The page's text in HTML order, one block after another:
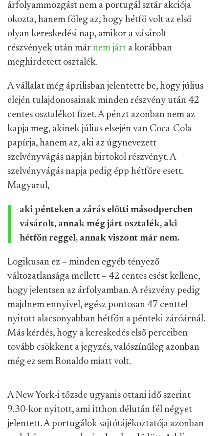
árfolyammozgást nem a portugál sztár akciója
okozta, hanem főleg az, hogy hétfő volt az első
olyan kereskedési nap, amikor a vásárolt
részvények után már nem járt a korábban
meghirdetett osztalék.
A vállalat még áprilisban jelentette be, hogy július
elején tulajdonosainak minden részvény után 42
centes osztalékot fizet. A pénzt azonban nem az
kapja meg, akinek július elsején van Coca-Cola
papírja, hanem az, aki az úgynevezett
szelvényvágás napján birtokol részvényt. A
szelvényvágás napja pedig épp hétfőre esett.
Magyarul,
aki pénteken a zárás előtti másodpercben
vásárolt, annak még járt osztalék, aki
hétfőn reggel, annak viszont már nem.
Logikusan ez – minden egyéb tényező
változatlansága mellett – 42 centes esést kellene,
hogy jelentsen az árfolyamban. A részvény pedig
majdnem ennyivel, egész pontosan 47 centtel
nyitott alacsonyabban hétfőn a pénteki záróárnál.
Más kérdés, hogy a kereskedés első perceiben
tovább csökkent a jegyzés, valószínűleg azonban
még ez sem Ronaldo miatt volt.
A New York-i tőzsde ugyanis ottani idő szerint
9.30-kor nyitott, ami itthon délután fél négyet
jelentett. A portugálok sajtótájékoztatója azonban